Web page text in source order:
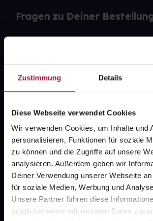
Zustimmung Details
Diese Webseite verwendet Cookies
Wir verwenden Cookies, um Inhalte und
personalisieren, Funktionen für soziale
zu können und die Zugriffe auf unsere
analysieren. Außerdem geben wir
Deiner Verwendung unserer Webseite
für soziale Medien, Werbung und
Unsere Partner führen diese
möglicherweise mit weiteren Daten
Fragen zu Deiner
FAQ
Widerrufsformular
gesund.de
Über uns
Karriere
Newsletter
Barrierefreiheitserklärung